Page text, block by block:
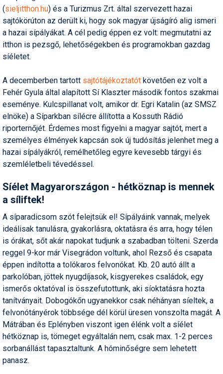
Humor
Hütte
Ingatlan
Játékok
Kerékpár
Korcsolya
Könyvajánló
Magazinok
Munkavállalás
Pályázatok
Portálinfo
Rajzok
Síbérletárak
Síbörze
Sícipő
Sífelszerelés
(sieljitthon.hu) és a Turizmus Zrt. által szervezett hazai
sajtókörúton az derült ki, hogy sok magyar újságíró alig ismeri
a hazai sípályákat. A cél pedig éppen ez volt: megmutatni az
itthon is pezsgő, lehetőségekben és programokban gazdag
síéletet.
A decemberben tartott sajtótájékoztatót követően ez volt a
Fehér Gyula által alapított Sí Klaszter második fontos szakmai
eseménye. Kulcspillanat volt, amikor dr. Egri Katalin (az SMSZ
elnöke) a Síparkban sílécre állította a Kossuth Rádió
riporternőjét. Érdemes most figyelni a magyar sajtót, mert a
személyes élmények kapcsán sok új tudósítás jelenhet meg a
hazai sípályákról, remélhetőleg egyre kevesebb tárgyi és
szemléletbeli tévedéssel.
Síélet Magyarországon - hétköznap is mennek
a síliftek!
A síparadicsom szót felejtsük el! Sípályáink vannak, melyek
ideálisak tanulásra, gyakorlásra, oktatásra és arra, hogy télen
is órákat, sőt akár napokat tudjunk a szabadban tölteni. Szerda
reggel 9-kor már Visegrádon voltunk, ahol Rezső és csapata
éppen indította a tolókaros felvonókat. Kb. 20 autó állt a
parkolóban, jöttek nyugdíjasok, kisgyerekes családok, egy
ismerős oktatóval is összefutottunk, aki síoktatásra hozta
tanítványait. Dobogókőn ugyanekkor csak néhányan síeltek, a
felvonótányérok többsége dél körül üresen vonszolta magát. A
Mátrában és Eplényben viszont igen élénk volt a síélet
hétköznap is, tömeget egyáltalán nem, csak max. 1-2 perces
sorbanállást tapasztaltunk. A hóminőségre sem lehetett
panasz.